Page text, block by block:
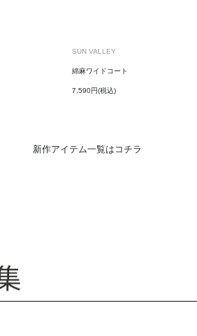
SUN VALLEY
綿麻ワイドコート
7,590円(税込)
新作アイテム一覧はコチラ